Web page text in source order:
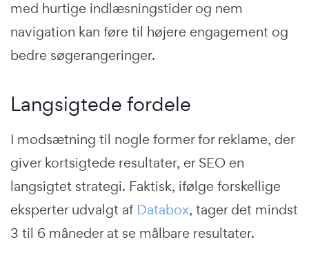
med hurtige indlæsningstider og nem
navigation kan føre til højere engagement og
bedre søgerangeringer.
Langsigtede fordele
I modsætning til nogle former for reklame, der
giver kortsigtede resultater, er SEO en
langsigtet strategi. Faktisk, ifølge forskellige
eksperter udvalgt af Databox, tager det mindst
3 til 6 måneder at se målbare resultater.